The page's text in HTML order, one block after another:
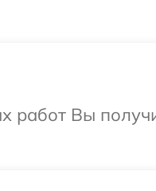
работ Вы